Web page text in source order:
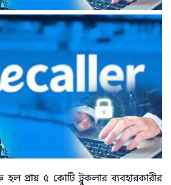
হল প্রায় ৫ কোটি ট্রুকলার ব্যবহারকারীর